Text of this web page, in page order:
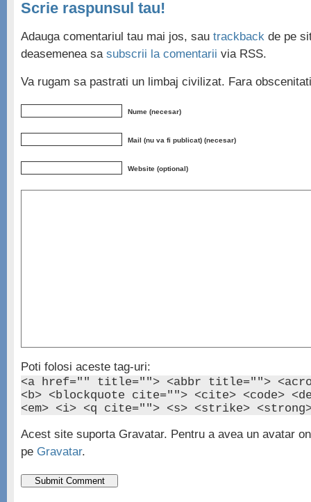
Scrie raspunsul tau!
Adauga comentariul tau mai jos, sau trackback de pe
deasemenea sa subscrii la comentarii via RSS.
Va rugam sa pastrati un limbaj civilizat. Fara
Nume (necesar)
Mail (nu va fi publicat) (necesar)
Website (optional)
Poti folosi aceste tag-uri:
<a href="" title=""> <abbr title="">
<b> <blockquote cite=""> <cite> <code>
<em> <i> <q cite=""> <s> <strike>
Acest site suporta Gravatar. Pentru a avea un avatar
pe Gravatar.